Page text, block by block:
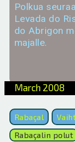
Polkua
Levada do
do Abrigon
majalle.
March 2008
Rabaçal
Rabaçalin polut